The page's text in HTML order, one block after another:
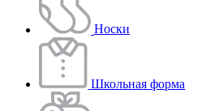
Носки
Школьная форма